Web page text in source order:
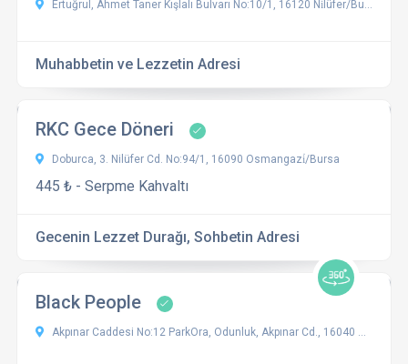
Ertuğrul, Ahmet Taner Kışlalı Bulvarı No:10/1, 16120 Ni̇lüfer/Bursa, Türkiye
Muhabbetin ve Lezzetin Adresi
RKC Gece Döneri
Doburca, 3. Nilüfer Cd. No:94/1, 16090 Osmangazi̇/Bursa
445 ₺ - Serpme Kahvaltı
Gecenin Lezzet Durağı, Sohbetin Adresi
Black People
Akpınar Caddesi No:12 ParkOra, Odunluk, Akpınar Cd., 16040 Ni̇lüfer/Bursa